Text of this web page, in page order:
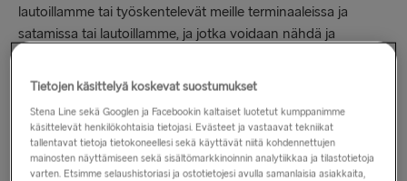
lautoillamme tai työskentelevät meille terminaaleissa ja
satamissa tai lautoillamme, ja jotka voidaan nähdä ja
avulla. Tämä kattaa myös terminaalien julkiset alueet sekä
siirtymisen alue (boarding area)) sekä matkustajien
liikkumisalueet. Videovalvonta toimii 24 tuntia
vuorokaudessa ja kattaa vain visuaalisen tallennuksen.
Tietojen käsittelyä koskevat suostumukset
Stena Line sekä Googlen ja Facebookin kaltaiset luotetut kumppanimme
käsittelevät henkilökohtaisia tietojasi. Evästeet ja vastaavat tekniikat
tallentavat tietoja tietokoneellesi sekä käyttävät niitä kohdennettujen
mainosten näyttämiseen sekä sisältömarkkinoinnin analytiikkaa ja tilastotietoja
varten. Etsimme selaushistoriasi ja ostotietojesi avulla samanlaisia asiakkaita,